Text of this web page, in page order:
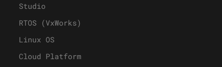
Studio
RTOS (VxWorks)
Linux OS
Cloud Platform